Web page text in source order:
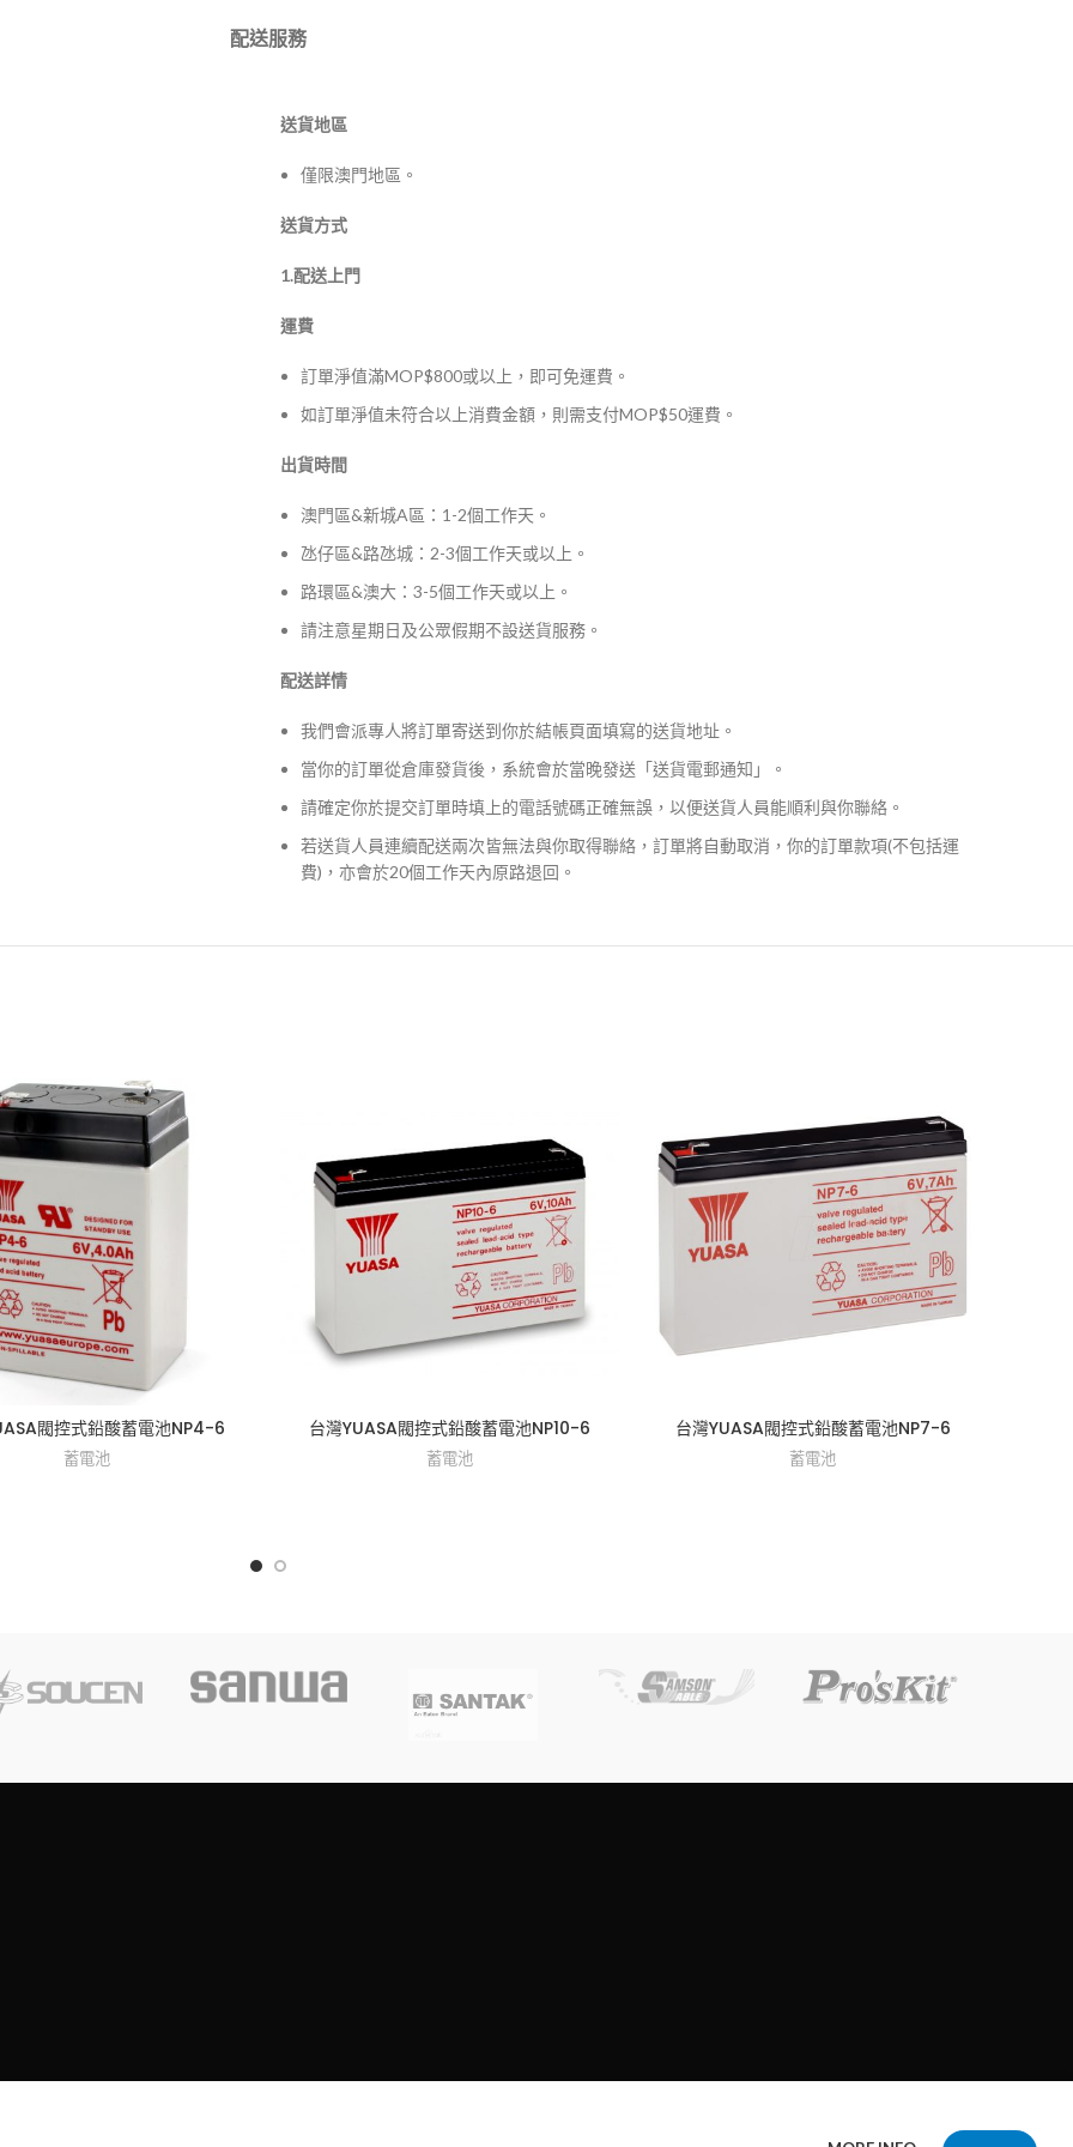
配送服務
送貨地區
僅限澳門地區。
送貨方式
1.配送上門
運費
訂單淨值滿MOP$800或以上，即可免運費。
如訂單淨值未符合以上消費金額，則需支付MOP$50運費。
出貨時間
澳門區&新城A區：1-2個工作天。
氹仔區&路氹城：2-3個工作天或以上。
路環區&澳大：3-5個工作天或以上。
請注意星期日及公眾假期不設送貨服務。
配送詳情
我們會派專人將訂單寄送到你於結帳頁面填寫的送貨地址。
當你的訂單從倉庫發貨後，系統會於當晚發送「送貨電郵通知」。
請確定你於提交訂單時填上的電話號碼正確無誤，以便送貨人員能順利與你聯絡。
若送貨人員連續配送兩次皆無法與你取得聯絡，訂單將自動取消，你的訂單款項(不包括運
費)，亦會於20個工作天內原路退回。
閥控式鉛酸蓄電池NP4-6
蓄電池
台灣YUASA閥控式鉛酸蓄電池NP10-6
蓄電池
台灣YUASA閥控式鉛酸蓄電池NP7-6
蓄電池